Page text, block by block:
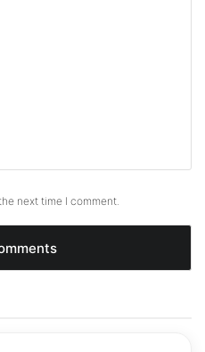
next time I comment.